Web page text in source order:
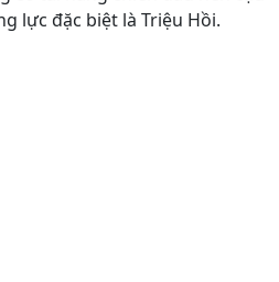
lực đặc biệt là Triệu Hồi.